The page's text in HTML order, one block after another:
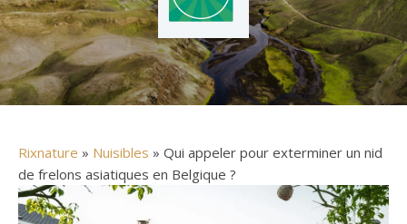
Rixnature » Nuisibles » Qui appeler pour exterminer un nid
de frelons asiatiques en Belgique ?